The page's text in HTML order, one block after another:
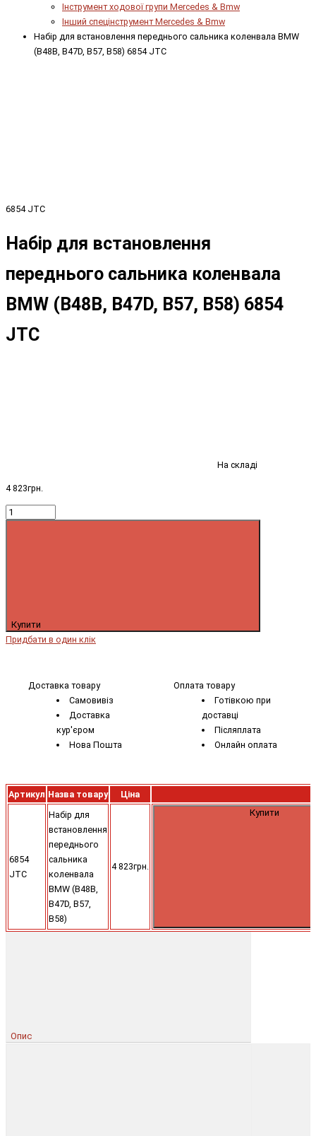
Інструмент ходової групи Mercedes & Bmw
Інший спецінструмент Mercedes & Bmw
Набір для встановлення переднього сальника коленвала BMW
(B48B, B47D, B57, B58) 6854 JTC
6854 JTC
Набір для встановлення
переднього сальника коленвала
BMW (B48B, B47D, B57, B58) 6854
JTC
На складі
4 823грн.
Купити
Придбати в один клік
Доставка товару
Самовивіз
Доставка
кур'єром
Нова Пошта
Оплата товару
Готівкою при
доставці
Післяплата
Онлайн оплата
Артикул Назва товару Ціна
6854
JTC
Набір для
встановлення
переднього
сальника
коленвала
BMW (B48B,
B47D, B57,
B58)
4 823грн.
Купити
Опис